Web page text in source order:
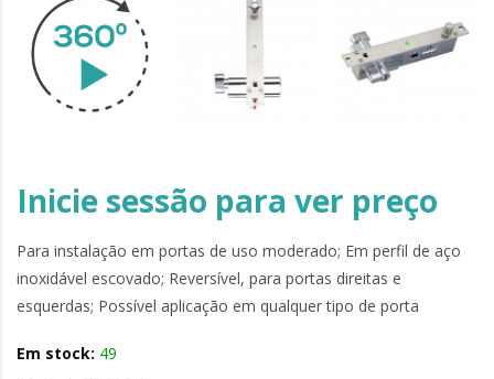
Inicie sessão para ver preço
Para instalação em portas de uso moderado; Em perfil de aço
inoxidável escovado; Reversível, para portas direitas e
esquerdas; Possível aplicação em qualquer tipo de porta
Em stock: 49